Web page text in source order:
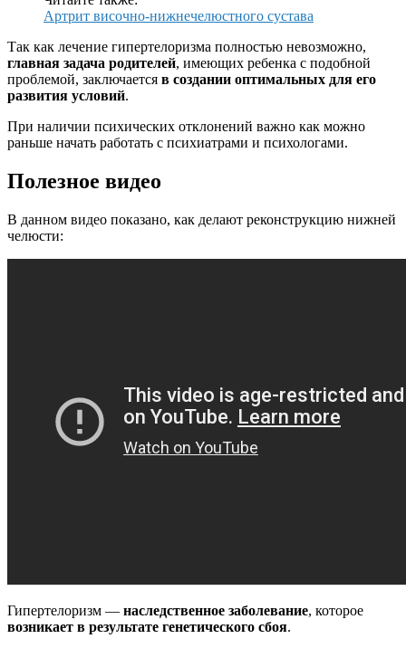
Артрит височно-нижнечелюстного сустава
Так как лечение гипертелоризма полностью невозможно,
главная задача родителей, имеющих ребенка с подобной
проблемой, заключается в создании оптимальных для его
развития условий.
При наличии психических отклонений важно как можно
раньше начать работать с психиатрами и психологами.
Полезное видео
В данном видео показано, как делают реконструкцию нижней
челюсти:
Гипертелоризм — наследственное заболевание, которое
возникает в результате генетического сбоя.